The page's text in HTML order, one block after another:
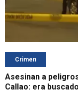
Crimen
Asesinan a
Callao: era